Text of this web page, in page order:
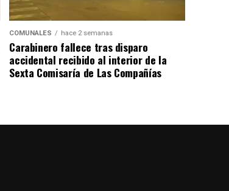
COMUNALES hace 2 semanas
Carabinero fallece tras disparo
accidental recibido al interior de la
Sexta Comisaría de Las Compañías